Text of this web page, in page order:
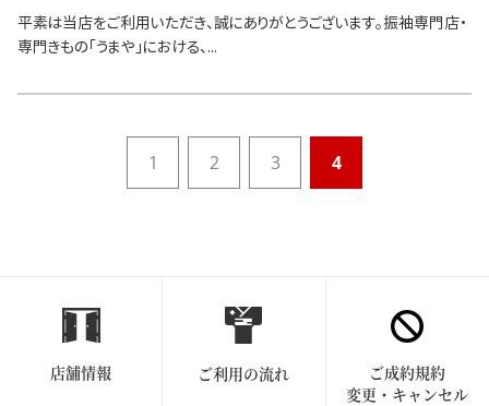
平素は当店をご利用いただき、誠にありがとうございます。振袖専門店・
専門きもの「うまや」における、...
1 2 3 4
店舗情報 ご利用の流れ
ご成約規約
変更・キャンセル